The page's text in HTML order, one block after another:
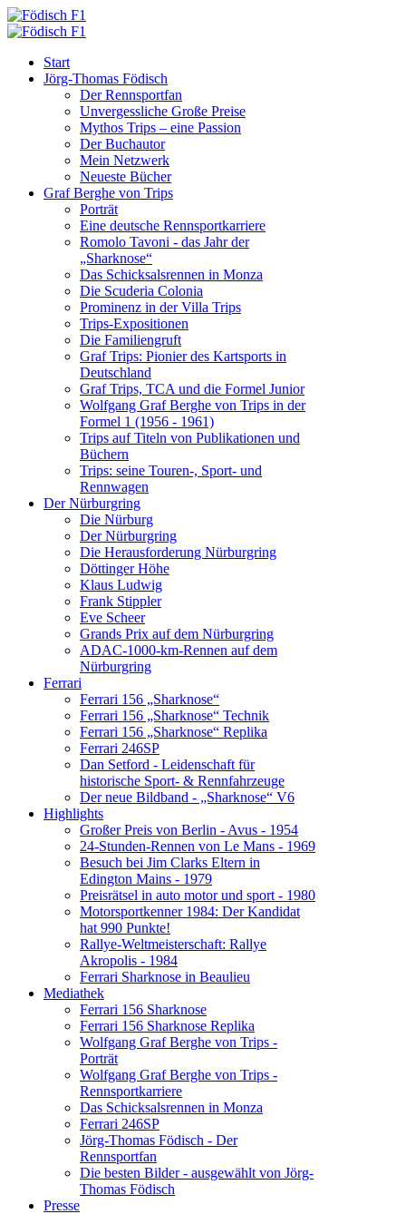
Start
Jörg-Thomas Födisch
Der Rennsportfan
Unvergessliche Große Preise
Mythos Trips – eine Passion
Der Buchautor
Mein Netzwerk
Neueste Bücher
Graf Berghe von Trips
Porträt
Eine deutsche Rennsportkarriere
Romolo Tavoni - das Jahr der
„Sharknose“
Das Schicksalsrennen in Monza
Die Scuderia Colonia
Prominenz in der Villa Trips
Trips-Expositionen
Die Familiengruft
Graf Trips: Pionier des Kartsports in
Deutschland
Graf Trips, TCA und die Formel Junior
Wolfgang Graf Berghe von Trips in der
Formel 1 (1956 - 1961)
Trips auf Titeln von Publikationen und
Büchern
Trips: seine Touren-, Sport- und
Rennwagen
Der Nürburgring
Die Nürburg
Der Nürburgring
Die Herausforderung Nürburgring
Döttinger Höhe
Klaus Ludwig
Frank Stippler
Eve Scheer
Grands Prix auf dem Nürburgring
ADAC-1000-km-Rennen auf dem
Nürburgring
Ferrari
Ferrari 156 „Sharknose“
Ferrari 156 „Sharknose“ Technik
Ferrari 156 „Sharknose“ Replika
Ferrari 246SP
Dan Setford - Leidenschaft für
historische Sport- & Rennfahrzeuge
Der neue Bildband - „Sharknose“ V6
Highlights
Großer Preis von Berlin - Avus - 1954
24-Stunden-Rennen von Le Mans - 1969
Besuch bei Jim Clarks Eltern in
Edington Mains - 1979
Preisrätsel in auto motor und sport - 1980
Motorsportkenner 1984: Der Kandidat
hat 990 Punkte!
Rallye-Weltmeisterschaft: Rallye
Akropolis - 1984
Ferrari Sharknose in Beaulieu
Mediathek
Ferrari 156 Sharknose
Ferrari 156 Sharknose Replika
Wolfgang Graf Berghe von Trips -
Porträt
Wolfgang Graf Berghe von Trips -
Rennsportkarriere
Das Schicksalsrennen in Monza
Ferrari 246SP
Jörg-Thomas Födisch - Der
Rennsportfan
Die besten Bilder - ausgewählt von Jörg-
Thomas Födisch
Presse